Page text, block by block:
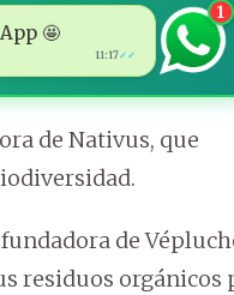
🤩
11:17✓✓
1
de Nativus, que
de
residuos orgánicos